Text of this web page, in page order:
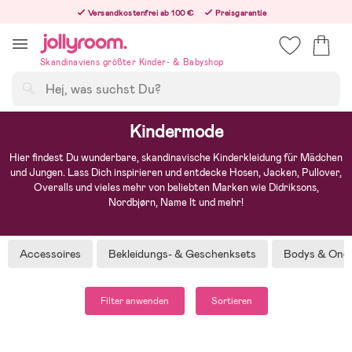
innehållet
Versandkostenfrei ab 100 €
Preisgarantie
Bestellungen, die nach 12:00 Uhr eingehen, werden am nächsten Werktag versandt!
Skandinaviens größter Kinder- & Babyshop
Kindermode
Hier findest Du wunderbare, skandinavische Kinderkleidung für Mädchen
und Jungen. Lass Dich inspirieren und entdecke Hosen, Jacken, Pullover,
Overalls und vieles mehr von beliebten Marken wie Didriksons,
Nordbjørn, Name It und mehr!
Accessoires Bekleidungs- & Geschenksets Bodys &
Filter anwenden Sortieren